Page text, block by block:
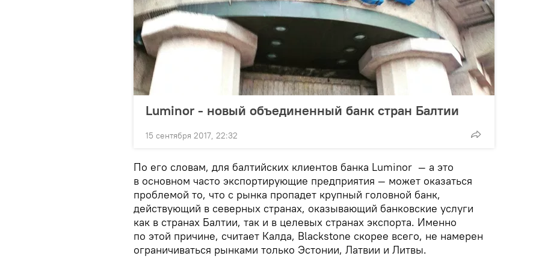
Luminor - новый объединенный банк стран Балтии
15 сентября 2017, 22:32
По его словам, для балтийских клиентов банка Luminor — а это
в основном часто экспортирующие предприятия — может оказаться
проблемой то, что с рынка пропадет крупный головной банк,
действующий в северных странах, оказывающий банковские услуги
как в странах Балтии, так и в целевых странах экспорта. Именно
по этой причине, считает Калда, Blackstone скорее всего, не намерен
ограничиваться рынками только Эстонии, Латвии и Литвы.